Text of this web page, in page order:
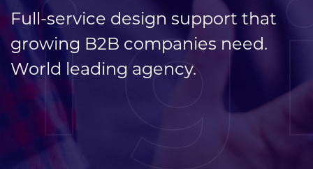
Full-service design support that
growing B2B companies need.
World leading agency.